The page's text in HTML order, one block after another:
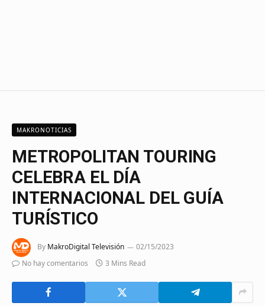
MAKRONOTICIAS
METROPOLITAN TOURING
CELEBRA EL DÍA
INTERNACIONAL DEL GUÍA
TURÍSTICO
By MakroDigital Televisión
02/15/2023
No hay comentarios
3 Mins Read